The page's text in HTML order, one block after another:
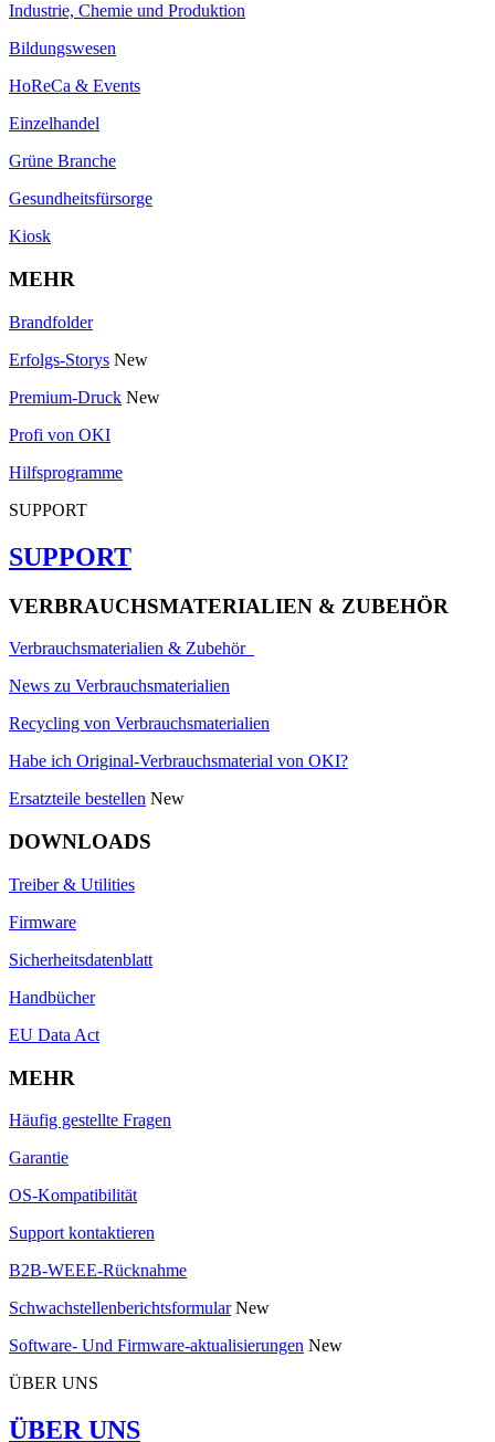
Industrie, Chemie und Produktion
Bildungswesen
HoReCa & Events
Einzelhandel
Grüne Branche
Gesundheitsfürsorge
Kiosk
MEHR
Brandfolder
Erfolgs-Storys New
Premium-Druck New
Profi von OKI
Hilfsprogramme
SUPPORT
SUPPORT
VERBRAUCHSMATERIALIEN & ZUBEHÖR
Verbrauchsmaterialien & Zubehör
News zu Verbrauchsmaterialien
Recycling von Verbrauchsmaterialien
Habe ich Original-Verbrauchsmaterial von OKI?
Ersatzteile bestellen New
DOWNLOADS
Treiber & Utilities
Firmware
Sicherheitsdatenblatt
Handbücher
EU Data Act
MEHR
Häufig gestellte Fragen
Garantie
OS-Kompatibilität
Support kontaktieren
B2B-WEEE-Rücknahme
Schwachstellenberichtsformular New
Software- Und Firmware-aktualisierungen New
ÜBER UNS
ÜBER UNS